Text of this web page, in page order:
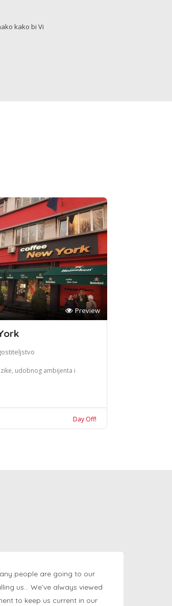
kako bi Vi
Preview
udobnog ambijenta i
Day Off!
people are going to our
us… We’ve always viewed
to keep us current in our